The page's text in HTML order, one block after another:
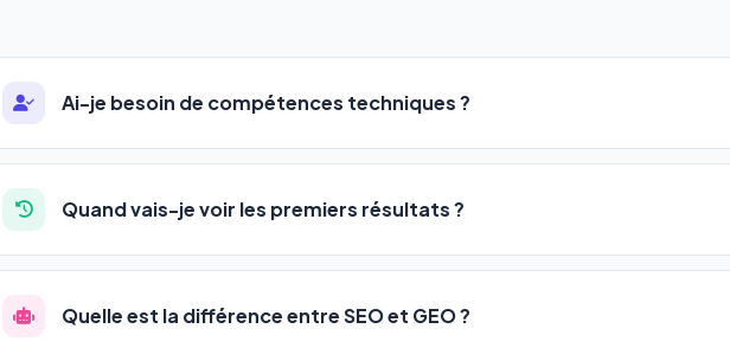
Ai-je besoin de compétences techniques ?
Absolument pas. Notre logiciel a été conçu pour être accessible àtous les profils:
auto-entrepreneurs, PME ou agences. Pas de code, pas de configuration complexe —
l'adresse de votre site, décrivez votre activité, et le logiciel gère tout en automatique
Quand vais-je voir les premiers résultats ?
La plupart de nos utilisateurs observent une amélioration de leur positionnement en4
progression
Quelle est la différence entre SEO et GEO ?